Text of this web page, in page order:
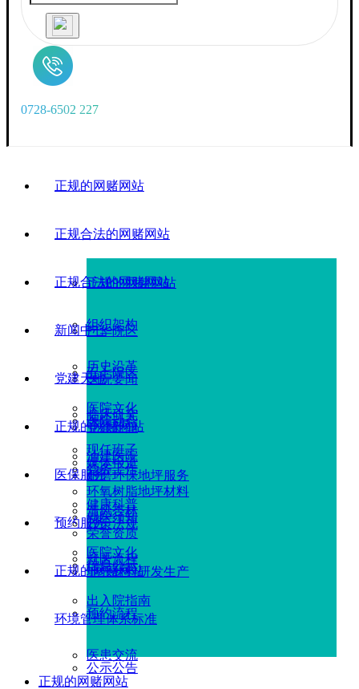
0728-6502 227
正规的网赌网站
正规合法的网赌网站
正规的网赌网站
组织架构
历史沿革
医院文化
现任班子
环氧树脂地坪材料
荣誉资质
正规合法的网赌网站
广华院区
五七院区
临床研究
油建医院
新闻中心
医院要闻
医院动态
媒体报道
健康科普
党建天地
党建新闻
党务工作
清风杏林
医院文化
正规的网赌网站
耐磨环保地坪服务
就医须知
就医流程
出入院指南
医保服务
政策法规
信息公示
预约服务
地坪材料研发生产
预约流程
医患交流
正规的网赌网站
环境管理体系标准
公示公告
正规的网赌网站